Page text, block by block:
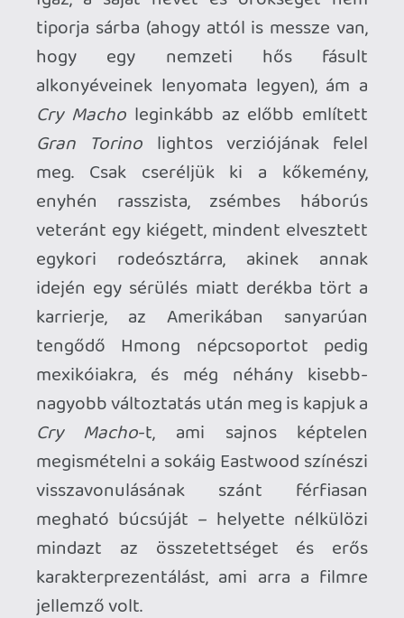
viszont csak félig végződik happy enddel
a történet – nála az örömbe jókora üröm
is vegyül.
Ezek után egyáltalán nem tudom
nyugodt szívvel azt mondani, hogy a
Cry
Macho-nak tényleg egy hollywoodi
legenda hattyúdalának vagy magnum
opusának kellett volna lennie. Ahogy azt
már fentebb is említettem, ez aGran
Torino-ban már megtörtént, ennél fogva
Cry Machocsupán egy teljesen lapos, A-
pontból B-be öreges tempóval robogó,
mindenféle meglepetés, fordulat,
érdekes kitérő nélküli, legjobb esetben is
közepes, mérsékelten szórakoztató
utazás, amit ugyan méltatlan lenne
földbe döngölni (hiszen nem az vele a fő
baj, hogy rossz lenne, hanem, hogy
konkrétan tényleg semmilyen), mégis
rossz szájízzel áll fel utána az ember a